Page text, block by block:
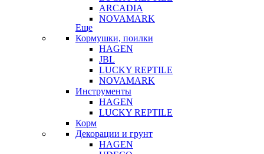
ARCADIA
NOVAMARK
Еще
Кормушки, поилки
HAGEN
JBL
LUCKY REPTILE
NOVAMARK
Инструменты
HAGEN
LUCKY REPTILE
Корм
Декорации и грунт
HAGEN